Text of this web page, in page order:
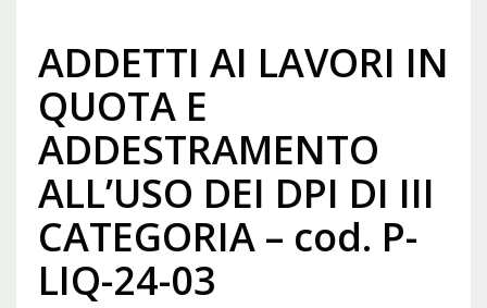
ADDETTI AI LAVORI IN
QUOTA E
ADDESTRAMENTO
ALL’USO DEI DPI DI III
CATEGORIA – cod. P-
LIQ-24-03